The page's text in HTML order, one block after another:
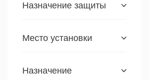
Назначение защиты
Место установки
Назначение